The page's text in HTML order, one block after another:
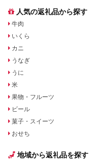
人気の返礼品から探す
牛肉
いくら
カニ
うなぎ
うに
米
果物・フルーツ
ビール
菓子・スイーツ
おせち
地域から返礼品を探す